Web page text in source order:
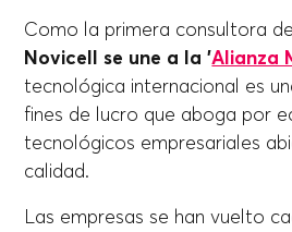
Como la primera consultora
Novicell se une a la 'Alianza
tecnológica internacional es
fines de lucro que aboga por
tecnológicos empresariales
calidad.
Las empresas se han vuelto